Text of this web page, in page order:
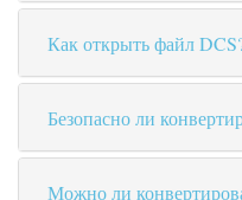
Как открыть файл
Безопасно ли
Можно ли